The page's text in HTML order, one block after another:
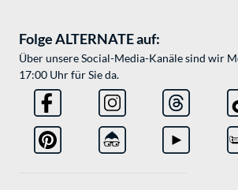
Folge ALTERNATE auf:
Über unsere Social-Media-Kanäle sind wir
17:00 Uhr für Sie da.